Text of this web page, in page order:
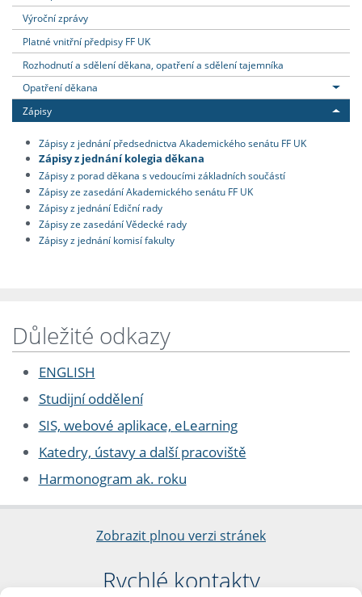
Výroční zprávy
Platné vnitřní předpisy FF UK
Rozhodnutí a sdělení děkana, opatření a sdělení tajemníka
Opatření děkana
Zápisy
Zápisy z jednání předsednictva Akademického senátu FF UK
Zápisy z jednání kolegia děkana
Zápisy z porad děkana s vedoucími základních součástí
Zápisy ze zasedání Akademického senátu FF UK
Zápisy z jednání Ediční rady
Zápisy ze zasedání Vědecké rady
Zápisy z jednání komisí fakulty
Důležité odkazy
ENGLISH
Studijní oddělení
SIS, webové aplikace, eLearning
Katedry, ústavy a další pracoviště
Harmonogram ak. roku
Zobrazit plnou verzi stránek
Rychlé kontakty